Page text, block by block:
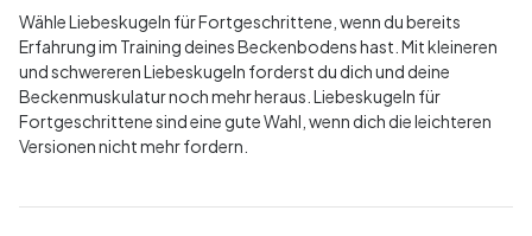
Wähle Liebeskugeln für Fortgeschrittene, wenn du bereits
Erfahrung im Training deines Beckenbodens hast. Mit kleineren
und schwereren Liebeskugeln forderst du dich und deine
Beckenmuskulatur noch mehr heraus. Liebeskugeln für
Fortgeschrittene sind eine gute Wahl, wenn dich die leichteren
Versionen nicht mehr fordern.